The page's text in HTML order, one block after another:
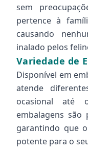
sem
pertence à
causando
inalado pelos
Variedade de
Disponível em
atende
ocasional até
embalagens são
garantindo que
potente para o